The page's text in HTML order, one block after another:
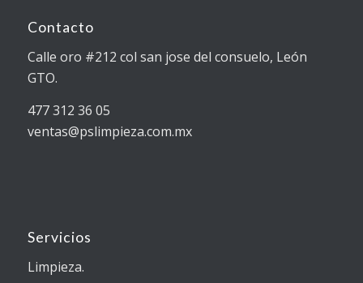
Contacto
Calle oro #212 col san jose del consuelo, León
GTO.
477 312 36 05
ventas@pslimpieza.com.mx
Servicios
Limpieza.